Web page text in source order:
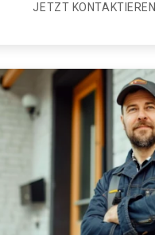
JETZT KONTAKTIEREN